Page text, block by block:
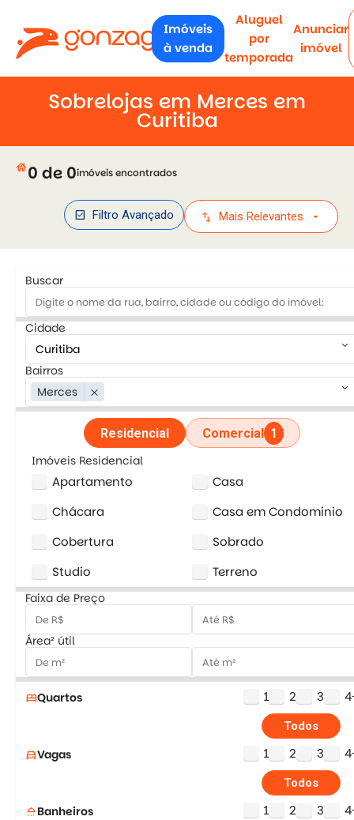
Imóveis
à venda
Aluguel
por
temporada
Anunciar
imóvel
Sobrelojas em Merces em
Curitiba
house0 de 0imóveis encontrados
check_box Filtro Avançado swap_vert Mais Relevantes arrow_drop_down
Buscar
Cidade
keyboard_arrow_down
Bairros
Merces
close keyboard_arrow_down
Residencial Comercial 1
Imóveis Residencial
Apartamento
Casa
Chácara
Casa em Condominio
Cobertura
Sobrado
Studio
Terreno
Faixa de Preço
Área² útil
bedQuartos 1 2 3
Todos
directions_carVagas 1 2 3
Todos
shower Banheiros 1 2 3